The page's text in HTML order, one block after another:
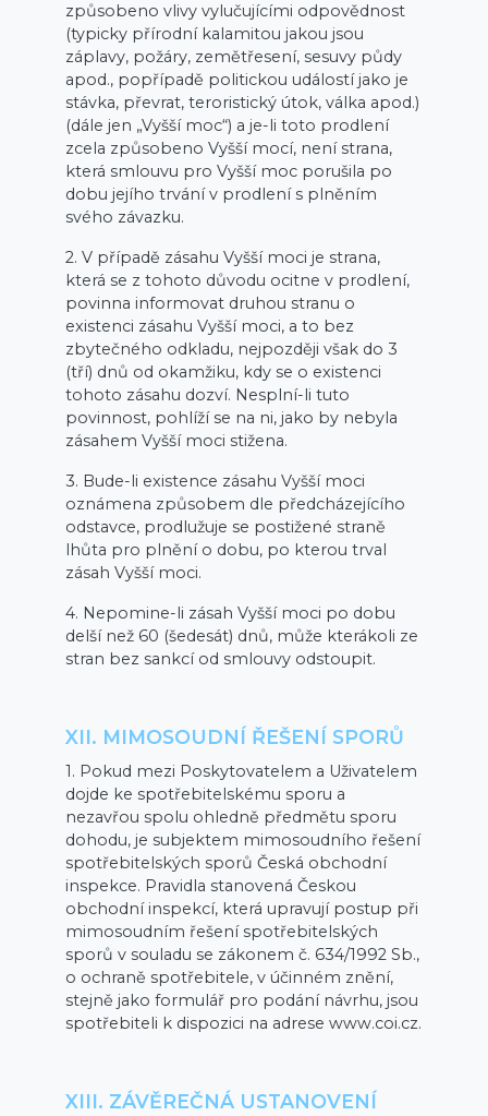
způsobeno vlivy vylučujícími odpovědnost
(typicky přírodní kalamitou jakou jsou
záplavy, požáry, zemětřesení, sesuvy půdy
apod., popřípadě politickou událostí jako je
stávka, převrat, teroristický útok, válka apod.)
(dále jen „Vyšší moc“) a je-li toto prodlení
zcela způsobeno Vyšší mocí, není strana,
která smlouvu pro Vyšší moc porušila po
dobu jejího trvání v prodlení s plněním
svého závazku.
2. V případě zásahu Vyšší moci je strana,
která se z tohoto důvodu ocitne v prodlení,
povinna informovat druhou stranu o
existenci zásahu Vyšší moci, a to bez
zbytečného odkladu, nejpozději však do 3
(tří) dnů od okamžiku, kdy se o existenci
tohoto zásahu dozví. Nesplní-li tuto
povinnost, pohlíží se na ni, jako by nebyla
zásahem Vyšší moci stižena.
3. Bude-li existence zásahu Vyšší moci
oznámena způsobem dle předcházejícího
odstavce, prodlužuje se postižené straně
lhůta pro plnění o dobu, po kterou trval
zásah Vyšší moci.
4. Nepomine-li zásah Vyšší moci po dobu
delší než 60 (šedesát) dnů, může kterákoli ze
stran bez sankcí od smlouvy odstoupit.
XII. MIMOSOUDNÍ ŘEŠENÍ SPORŮ
1. Pokud mezi Poskytovatelem a Uživatelem
dojde ke spotřebitelskému sporu a
nezavřou spolu ohledně předmětu sporu
dohodu, je subjektem mimosoudního řešení
spotřebitelských sporů Česká obchodní
inspekce. Pravidla stanovená Českou
obchodní inspekcí, která upravují postup při
mimosoudním řešení spotřebitelských
sporů v souladu se zákonem č. 634/1992 Sb.,
o ochraně spotřebitele, v účinném znění,
stejně jako formulář pro podání návrhu, jsou
spotřebiteli k dispozici na adrese www.coi.cz.
XIII. ZÁVĚREČNÁ USTANOVENÍ